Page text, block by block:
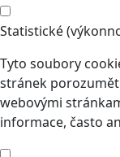
Statistické
Tyto soubory
stránek
webovými
informace, často